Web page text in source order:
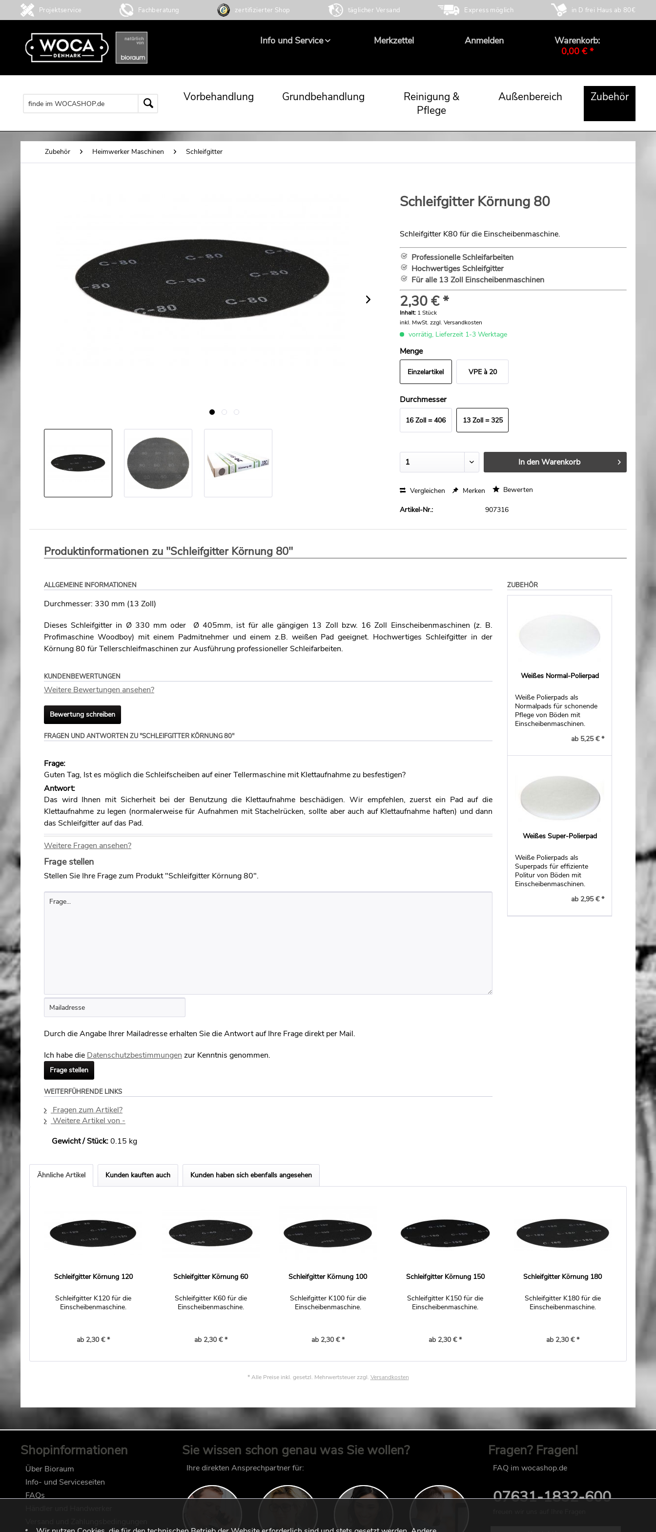
Projektservice Fachberatung zertifizierter Shop täglicher Versand Express möglich in D frei Haus ab 80€
Info und Service Merkzettel Anmelden
Warenkorb:
0,00 € *
Vorbehandlung Grundbehandlung
Reinigung &
Pflege
Außenbereich Zubehör
Zubehör Heimwerker Maschinen Schleifgitter
Schleifgitter Körnung 80
Schleifgitter K80 für die Einscheibenmaschine.
Professionelle Schleifarbeiten
Hochwertiges Schleifgitter
Für alle 13 Zoll Einscheibenmaschinen
2,30 € *
Inhalt: 1 Stück
inkl. MwSt. zzgl. Versandkosten
vorrätig, Lieferzeit 1-3 Werktage
Menge
Einzelartikel VPE à 20
Durchmesser
16 Zoll = 406 13 Zoll = 325
In denWarenkorb
Vergleichen Merken Bewerten
Artikel-Nr.: 907316
Produktinformationen zu "Schleifgitter Körnung 80"
ALLGEMEINE INFORMATIONEN
Durchmesser: 330 mm (13 Zoll)
Dieses Schleifgitter in Ø 330 mm oder Ø 405mm, ist für alle gängigen 13 Zoll bzw. 16 Zoll Einscheibenmaschinen (z. B.
Profimaschine Woodboy) mit einem Padmitnehmer und einem z.B. weißen Pad geeignet. Hochwertiges Schleifgitter in der
Körnung 80 für Tellerschleifmaschinen zur Ausführung professioneller Schleifarbeiten.
KUNDENBEWERTUNGEN
Weitere Bewertungen ansehen?
Bewertung schreiben
FRAGEN UND ANTWORTEN ZU "SCHLEIFGITTER KÖRNUNG 80"
Frage:
Guten Tag, Ist es möglich die Schleifscheiben auf einer Tellermaschine mit Klettaufnahme zu besfestigen?
Antwort:
Das wird Ihnen mit Sicherheit bei der Benutzung die Klettaufnahme beschädigen. Wir empfehlen, zuerst ein Pad auf die
Klettaufnahme zu legen (normalerweise für Aufnahmen mit Stachelrücken, sollte aber auch auf Klettaufnahme haften) und dann
das Schleifgitter auf das Pad.
Weitere Fragen ansehen?
Frage stellen
Stellen Sie Ihre Frage zum Produkt "Schleifgitter Körnung 80".
Durch die Angabe Ihrer Mailadresse erhalten Sie die Antwort auf Ihre Frage direkt per Mail.
Ich habe die Datenschutzbestimmungen zur Kenntnis genommen.
Frage stellen
WEITERFÜHRENDE LINKS
Fragen zum Artikel?
Weitere Artikel von -
Gewicht / Stück:0.15 kg
ZUBEHÖR
Weißes Normal-Polierpad
Weiße Polierpads als
Normalpads für schonende
Pflege von Böden mit
Einscheibenmaschinen.
ab 5,25 € *
Weißes Super-Polierpad
Weiße Polierpads als
Superpads für effiziente
Politur von Böden mit
Einscheibenmaschinen.
ab 2,95 € *
Ähnliche Artikel Kunden kauften auch Kunden haben sich ebenfalls angesehen
Schleifgitter Körnung 120
Schleifgitter K120 für die
Einscheibenmaschine.
ab 2,30 € *
Schleifgitter Körnung 60
Schleifgitter K60 für die
Einscheibenmaschine.
ab 2,30 € *
Schleifgitter Körnung 100
Schleifgitter K100 für die
Einscheibenmaschine.
ab 2,30 € *
Schleifgitter Körnung 150
Schleifgitter K150 für die
Einscheibenmaschine.
ab 2,30 € *
Schleifgitter Körnung 180
Schleifgitter K180 für die
Einscheibenmaschine.
ab 2,30 € *
* Alle Preise inkl. gesetzl. Mehrwertsteuer zzgl. Versandkosten
Shopinformationen
Über Bioraum
Info- und Serviceseiten
FAQs
Sie wissen schon genau was Sie wollen?
Ihre direkten Ansprechpartner für:
Fragen? Fragen!
FAQ im wocashop.de
07631-1832-600